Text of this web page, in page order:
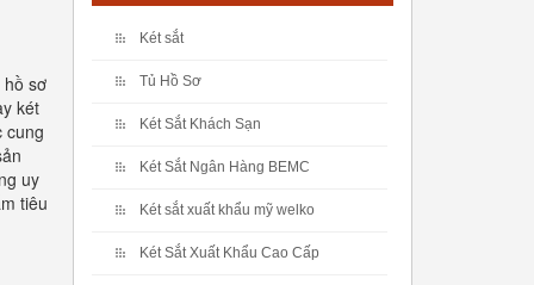
hồ sơ
két
cung
uy
tiêu
Két sắt
Tủ Hồ Sơ
Két Sắt Khách Sạn
Két Sắt Ngân Hàng BEMC
Két sắt xuất khẩu mỹ welko
Két Sắt Xuất Khẩu Cao Cấp